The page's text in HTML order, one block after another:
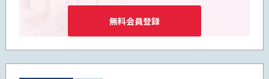
無料会員登録